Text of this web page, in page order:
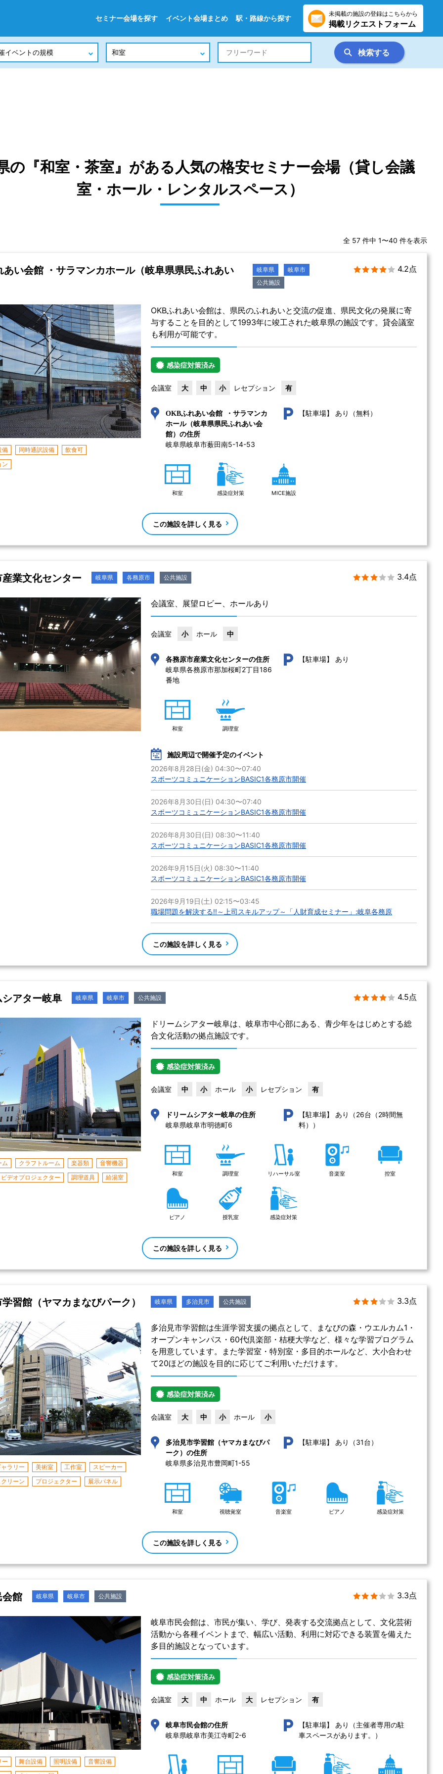
セミナー会場を探す イベント会場まとめ 駅・路線から探す
未掲載の施設の登録はこちらから
掲載リクエストフォーム
検索する
の『和室・茶室』がある人気の格安セミナー会場（貸し会議
室・ホール・レンタルスペース）
全 57 件中 1〜40 件を表示
あい会館 ・サラマンカホール（岐阜県県民ふれあい 岐阜県
岐阜市
公共施設
4.2点
備 同時通訳設備
飲食可
ン
OKBふれあい会館は、県民のふれあいと交流の促進、県民文化の発展に寄
与することを目的として1993年に竣工された岐阜県の施設です。貸会議室
も利用が可能です。
感染症対策済み
会議室 大 中 小 レセプション 有
OKBふれあい会館 ・サラマンカ
ホール（岐阜県県民ふれあい会
館）の住所
岐阜県岐阜市薮田南5-14-53
【駐車場】 あり（無料）
和室 感染症対策 MICE施設
この施設を詳しく見る
業文化センター 岐阜県 各務原市 公共施設 3.4点
会議室、展望ロビー、ホールあり
会議室 小 ホール 中
各務原市産業文化センターの住所
岐阜県各務原市那加桜町2丁目186
番地
【駐車場】 あり
和室 調理室
施設周辺で開催予定のイベント
2026年8月28日(金) 04:30〜07:40
スポーツコミュニケーションBASIC1各務原市開催
2026年8月30日(日) 04:30〜07:40
スポーツコミュニケーションBASIC1各務原市開催
2026年8月30日(日) 08:30〜11:40
スポーツコミュニケーションBASIC1各務原市開催
2026年9月15日(火) 08:30〜11:40
スポーツコミュニケーションBASIC1各務原市開催
2026年9月19日(土) 02:15〜03:45
職場問題を解決する!!～上司スキルアップ～「人財育成セミナー」:岐阜各務原
この施設を詳しく見る
アター岐阜 岐阜県 岐阜市 公共施設 4.5点
ム クラフトルーム 楽器類
音響機器
ビデオプロジェクター
調理道具 給湯室
ドリームシアター岐阜は、岐阜市中心部にある、青少年をはじめとする総
合文化活動の拠点施設です。
感染症対策済み
会議室 中 小 ホール 小 レセプション 有
ドリームシアター岐阜の住所
岐阜県岐阜市明徳町6
【駐車場】
あり（26台（2時間無
料））
和室 調理室 リハーサル室 音楽室 控室
ピアノ 授乳室 感染症対策
この施設を詳しく見る
習館（ヤマカまなびパーク） 岐阜県 多治見市 公共施設 3.3点
ラリー 美術室 工作室
スピーカー
リーン
プロジェクター 展示パネル
多治見市学習館は生涯学習支援の拠点として、まなびの森・ウエルカム1・
オープンキャンパス・60代倶楽部・桔梗大学など、様々な学習プログラム
を用意しています。また学習室・特別室・多目的ホールなど、大小合わせ
て20ほどの施設を目的に応じてご利用いただけます。
感染症対策済み
会議室 大 中 小 ホール 小
多治見市学習館（ヤマカまなびパ
ーク）の住所
岐阜県多治見市豊岡町1-55
【駐車場】 あり（31台）
和室 視聴覚室 音楽室 ピアノ 感染症対策
この施設を詳しく見る
会館 岐阜県 岐阜市 公共施設 3.3点
ー 舞台設備 照明設備
音響設備
岐阜市民会館は、市民が集い、学び、発表する交流拠点として、文化芸術
活動から各種イベントまで、幅広い活動、利用に対応できる装置を備えた
多目的施設となっています。
感染症対策済み
会議室 大 中 ホール 大 レセプション 有
岐阜市民会館の住所
岐阜県岐阜市美江寺町2-6
【駐車場】
あり（主催者専用の駐
車スペースがあります。）